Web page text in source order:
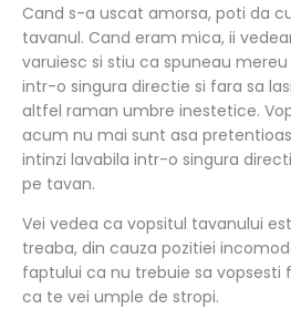
Cand s-a uscat amorsa, poti da
tavanul. Cand eram mica, ii
varuiesc si stiu ca spuneau
intr-o singura directie si fara sa
altfel raman umbre inestetice.
acum nu mai sunt asa
intinzi lavabila intr-o singura
pe tavan.
Vei vedea ca vopsitul tavanului
treaba, din cauza pozitiei
faptului ca nu trebuie sa vopsesti
ca te vei umple de stropi.